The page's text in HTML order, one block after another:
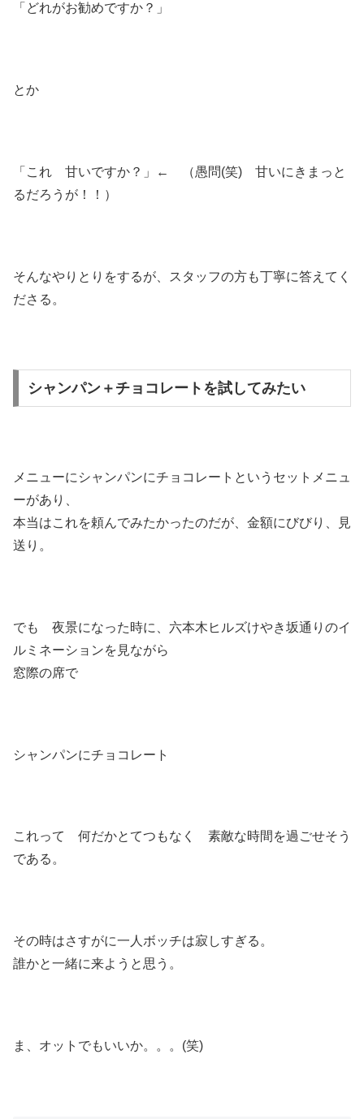
「どれがお勧めですか？」
とか
「これ 甘いですか？」← （愚問(笑) 甘いにきまっと
るだろうが！！）
そんなやりとりをするが、スタッフの方も丁寧に答えてく
ださる。
シャンパン＋チョコレートを試してみたい
メニューにシャンパンにチョコレートというセットメニュ
ーがあり、
本当はこれを頼んでみたかったのだが、金額にびびり、見
送り。
でも 夜景になった時に、六本木ヒルズけやき坂通りのイ
ルミネーションを見ながら
窓際の席で
シャンパンにチョコレート
これって 何だかとてつもなく 素敵な時間を過ごせそう
である。
その時はさすがに一人ボッチは寂しすぎる。
誰かと一緒に来ようと思う。
ま、オットでもいいか。。。(笑)